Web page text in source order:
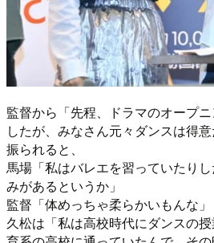
監督から「先程、ドラマのオープ
したが、みなさん元々ダンスは得
振られると、
馬場「私はバレエを習っていたり
みがあるというか」
監督「体めっちゃ柔らかいもんな」
久松は「私は高校時代にダンスの